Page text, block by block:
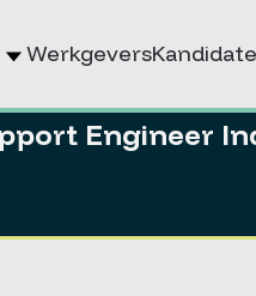
Werkgevers
Engineer